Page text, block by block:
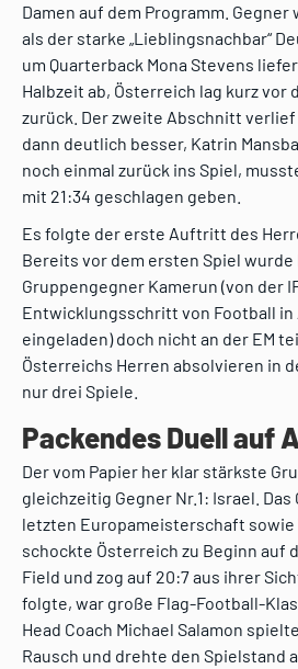
Damen auf dem Programm.
als der starke „Lieblingsnachbar“
um Quarterback Mona Stevens
Halbzeit ab, Österreich lag kurz vor
zurück. Der zweite Abschnitt
dann deutlich besser, Katrin
noch einmal zurück ins Spiel,
mit 21:34 geschlagen geben.
Es folgte der erste Auftritt des
Bereits vor dem ersten Spiel wurde
Gruppengegner Kamerun (von der
Entwicklungsschritt von Football in
eingeladen) doch nicht an der EM
Österreichs Herren absolvieren in
nur drei Spiele.
Packendes Duell auf
Der vom Papier her klar stärkste
gleichzeitig Gegner Nr.1: Israel.
letzten Europameisterschaft
schockte Österreich zu Beginn auf
Field und zog auf 20:7 aus ihrer
folgte, war große Flag-Football-
Head Coach Michael Salamon
Rausch und drehte den Spielstand